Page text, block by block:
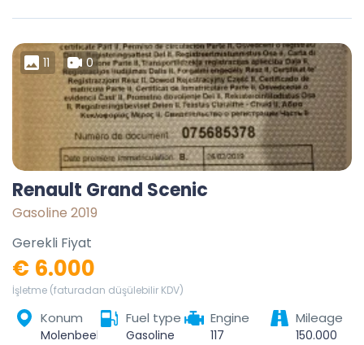
11 0
Renault Grand Scenic
Gasoline 2019
Gerekli Fiyat
€ 6.000
İşletme (faturadan düşülebilir KDV)
Konum Fuel type
Gasoline
Engine
117
Mileage
150.000